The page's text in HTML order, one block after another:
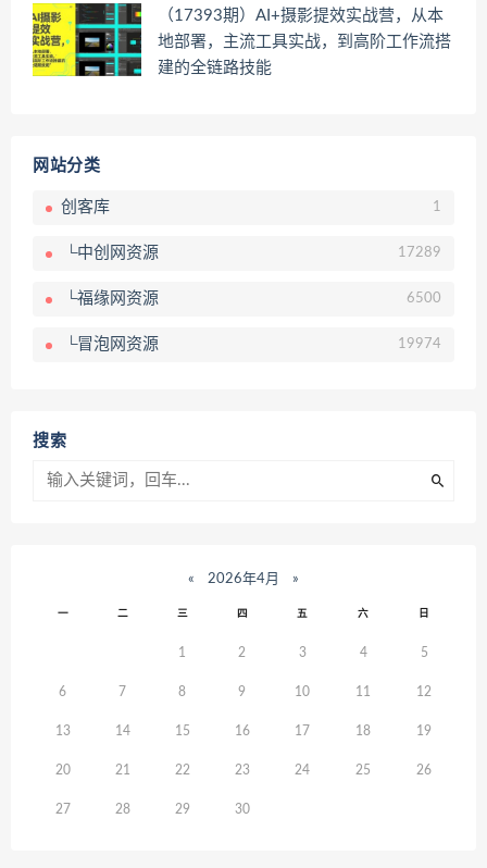
（17393期）AI+摄影提效实战营，从本
地部署，主流工具实战，到高阶工作流搭
建的全链路技能
网站分类
创客库 1
└中创网资源 17289
└福缘网资源 6500
└冒泡网资源 19974
搜索
« 2026年4月 »
一 二 三 四 五 六 日
1 2 3 4 5
6 7 8 9 10 11 12
13 14 15 16 17 18 19
20 21 22 23 24 25 26
27 28 29 30